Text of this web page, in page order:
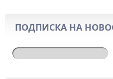
ПОДПИСКА НА